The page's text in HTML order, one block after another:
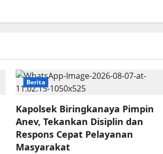
Berita
Kapolsek Biringkanaya Pimpin
Anev, Tekankan Disiplin dan
Respons Cepat Pelayanan
Masyarakat